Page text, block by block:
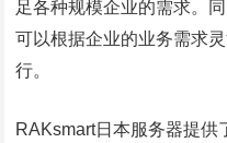
足各种规模企业的需求。
可以根据企业的业务需求
行。
RAKsmart日本服务器提供